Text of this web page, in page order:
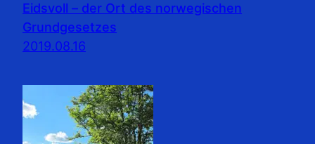
Eidsvoll – der Ort des norwegischen
Grundgesetzes
2019.08.16